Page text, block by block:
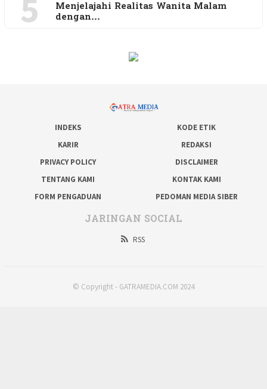
5
Menjelajahi Realitas Wanita Malam
dengan…
INDEKS
KODE ETIK
KARIR
REDAKSI
PRIVACY POLICY
DISCLAIMER
TENTANG KAMI
KONTAK KAMI
FORM PENGADUAN
PEDOMAN MEDIA SIBER
JARINGAN SOCIAL
RSS
© Copyright - GATRAMEDIA.COM 2024